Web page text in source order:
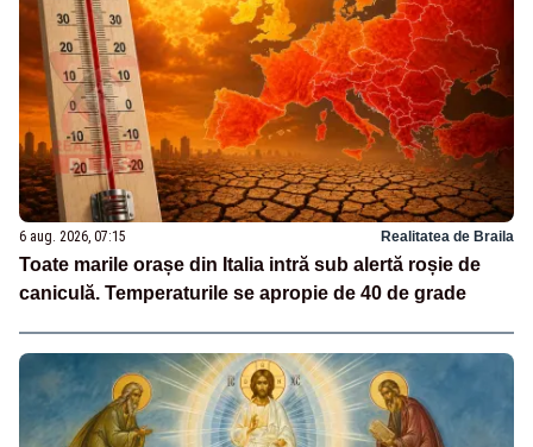
6 aug. 2026, 07:15 Realitatea de Braila
Toate marile orașe din Italia intră sub alertă roșie de
caniculă. Temperaturile se apropie de 40 de grade